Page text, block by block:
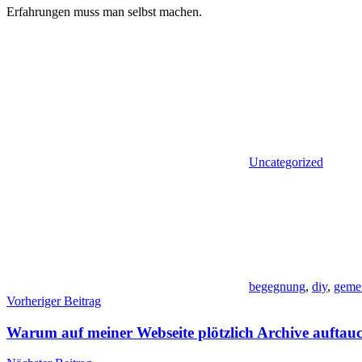
Erfahrungen muss man selbst machen.
Uncategorized
begegnung, diy,
Beitragsnavigation
Vorheriger Beitrag
Warum auf meiner Webseite plötzlich Archive